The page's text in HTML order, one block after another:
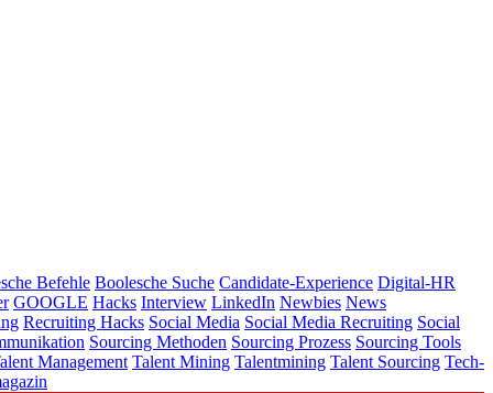
Befehle Boolesche Suche Candidate-Experience Digital-HR
GOOGLE Hacks Interview LinkedIn Newbies News
Recruiting Hacks Social Media Social Media Recruiting Social
Sourcing Methoden Sourcing Prozess Sourcing Tools
Management Talent Mining Talentmining Talent Sourcing Tech-